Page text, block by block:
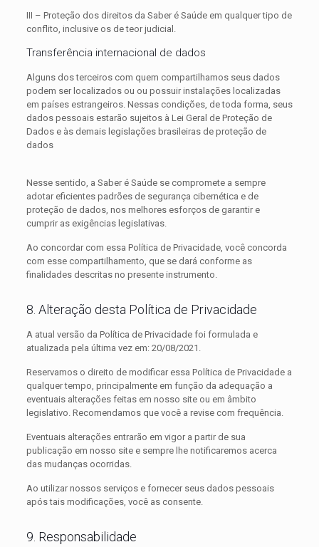
III – Proteção dos direitos da Saber é Saúde em qualquer tipo de
conflito, inclusive os de teor judicial.
Transferência internacional de dados
Alguns dos terceiros com quem compartilhamos seus dados
podem ser localizados ou ou possuir instalações localizadas
em países estrangeiros. Nessas condições, de toda forma, seus
dados pessoais estarão sujeitos à Lei Geral de Proteção de
Dados e às demais legislações brasileiras de proteção de
dados
Nesse sentido, a Saber é Saúde se compromete a sempre
adotar eficientes padrões de segurança cibernética e de
proteção de dados, nos melhores esforços de garantir e
cumprir as exigências legislativas.
Ao concordar com essa Política de Privacidade, você concorda
com esse compartilhamento, que se dará conforme as
finalidades descritas no presente instrumento.
8. Alteração desta Política de Privacidade
A atual versão da Política de Privacidade foi formulada e
atualizada pela última vez em: 20/08/2021.
Reservamos o direito de modificar essa Política de Privacidade a
qualquer tempo, principalmente em função da adequação a
eventuais alterações feitas em nosso site ou em âmbito
legislativo. Recomendamos que você a revise com frequência.
Eventuais alterações entrarão em vigor a partir de sua
publicação em nosso site e sempre lhe notificaremos acerca
das mudanças ocorridas.
Ao utilizar nossos serviços e fornecer seus dados pessoais
após tais modificações, você as consente.
9. Responsabilidade